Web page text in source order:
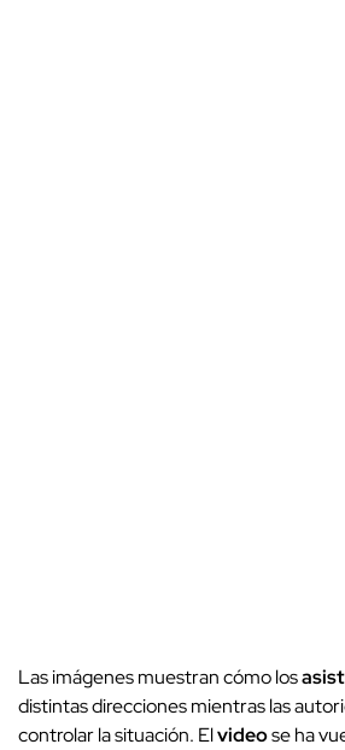
Las imágenes muestran cómo los
distintas direcciones mientras las
controlar la situación. Elvideose ha